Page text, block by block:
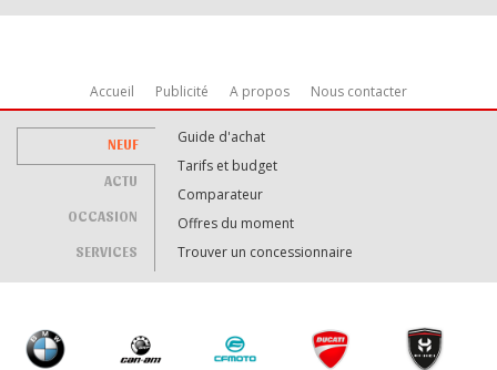
Accueil Publicité A propos Nous contacter
NEUF
ACTU
OCCASION
SERVICES
Guide d'achat
Tarifs et budget
Comparateur
Offres du moment
Trouver un concessionnaire